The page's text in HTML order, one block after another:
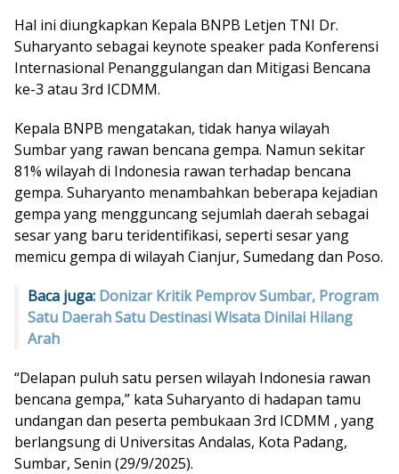
Hal ini diungkapkan Kepala BNPB Letjen TNI Dr.
Suharyanto sebagai keynote speaker pada Konferensi
Internasional Penanggulangan dan Mitigasi Bencana
ke-3 atau 3rd ICDMM.
Kepala BNPB mengatakan, tidak hanya wilayah
Sumbar yang rawan bencana gempa. Namun sekitar
81% wilayah di Indonesia rawan terhadap bencana
gempa. Suharyanto menambahkan beberapa kejadian
gempa yang mengguncang sejumlah daerah sebagai
sesar yang baru teridentifikasi, seperti sesar yang
memicu gempa di wilayah Cianjur, Sumedang dan Poso.
Baca juga: Donizar Kritik Pemprov Sumbar, Program
Satu Daerah Satu Destinasi Wisata Dinilai Hilang
Arah
“Delapan puluh satu persen wilayah Indonesia rawan
bencana gempa,” kata Suharyanto di hadapan tamu
undangan dan peserta pembukaan 3rd ICDMM , yang
berlangsung di Universitas Andalas, Kota Padang,
Sumbar, Senin (29/9/2025).